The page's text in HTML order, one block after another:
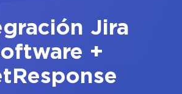
Jira
+